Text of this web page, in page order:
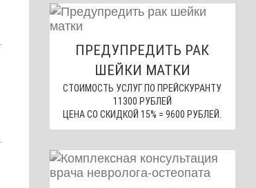
ПРЕДУПРЕДИТЬ РАК
ШЕЙКИ МАТКИ
СТОИМОСТЬ УСЛУГ ПО ПРЕЙСКУРАНТУ
11300 РУБЛЕЙ
ЦЕНА СО СКИДКОЙ 15% = 9600 РУБЛЕЙ.